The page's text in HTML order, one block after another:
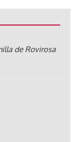
de Rovirosa